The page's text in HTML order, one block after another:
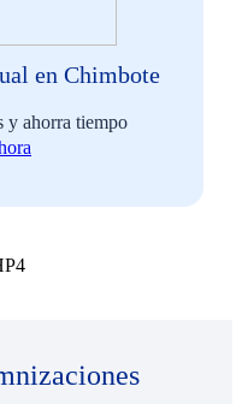
en Chimbote
y ahorra tiempo